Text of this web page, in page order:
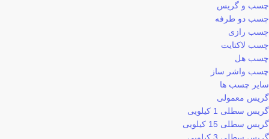
چسب و گریس
چسب دو طرفه
چسب رازی
چسب لاکتایت
چسب هل
چسب واشر ساز
سایر چسب ها
گریس معمولی
گریس سطلی 1 کیلویی
گریس سطلی 15 کیلویی